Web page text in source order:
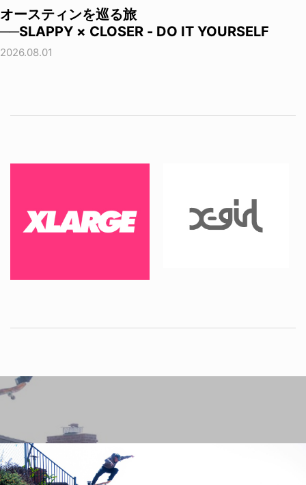
オースティンを巡る旅
──SLAPPY × CLOSER - DO IT YOURSELF
2026.08.01